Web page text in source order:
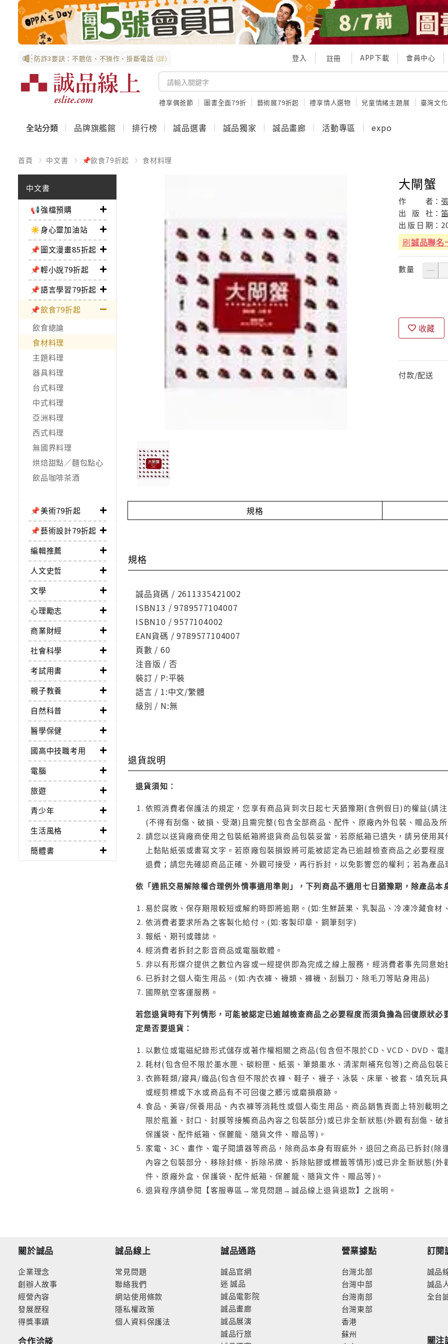
防詐3要訣：不聽信、不操作、掛斷電話 (詳) 登入 註冊 APP下載 會員中心
禮享偶爸節 圖書全面79折 藝術展79折起 禮享情人選物 兒童情緒主題展 臺灣文
全站分類 品牌旗艦館 排行榜 誠品選書 誠品獨家 誠品畫廊 活動專區 expo
首頁 中文書 📌飲食79折起 食材料理
中文書
📢強檔預購
☀️身心靈加油站
📌圖文漫畫85折起
📌輕小說79折起
📌語言學習79折起
📌飲食79折起
飲食總論
食材料理
主題料理
器具料理
台式料理
中式料理
亞洲料理
西式料理
無國界料理
烘焙甜點／麵包點心
飲品咖啡茶酒
📌美術79折起
📌藝術設計79折起
編輯推薦
人文史哲
文學
心理勵志
商業財經
社會科學
考試用書
親子教養
自然科普
醫學保健
國高中技職考用
電腦
旅遊
青少年
生活風格
簡體書
大閘蟹
作 者：
出
版 社：
出 版 日 期：
刷誠品聯名
數量
收藏
付款/配送
規格
規格
誠品貨碼 / 2611335421002
ISBN13 / 9789577104007
ISBN10 / 9577104002
EAN貨碼 / 9789577104007
頁數 / 60
注音版 / 否
裝訂 / P:平裝
語言 / 1:中文/繁體
級別 / N:無
退貨說明
退貨須知：
依照消費者保護法的規定，您享有商品貨到次日起七天猶豫期(含例假日)的權益(請
(不得有刮傷、破損、受潮)且需完整(包含全部商品、配件、原廠內外包裝、贈品及
請您以送貨廠商使用之包裝紙箱將退貨商品包裝妥當，若原紙箱已遺失，請另使用
上黏貼紙張或書寫文字。若原廠包裝損毀將可能被認定為已逾越檢查商品之必要程
退費；請您先確認商品正確、外觀可接受，再行拆封，以免影響您的權利；若為產
依「通訊交易解除權合理例外情事適用準則」，下列商品不適用七日猶豫期，除產品本
易於腐敗、保存期限較短或解約時即將逾期。(如:生鮮蔬果、乳製品、冷凍冷藏食材
依消費者要求所為之客製化給付。(如:客製印章、鋼筆刻字)
報紙、期刊或雜誌。
經消費者拆封之影音商品或電腦軟體。
非以有形媒介提供之數位內容或一經提供即為完成之線上服務，經消費者事先同意
已拆封之個人衛生用品。(如:內衣褲、襪類、褲襪、刮鬍刀、除毛刀等貼身用品)
國際航空客運服務。
若您退貨時有下列情形，可能被認定已逾越檢查商品之必要程度而須負擔為回復原狀
定是否要退貨：
以數位或電磁紀錄形式儲存或著作權相關之商品(包含但不限於CD、VCD、DVD、
耗材(包含但不限於墨水匣、碳粉匣、紙張、筆類墨水、清潔劑補充包等)之商品包
衣飾鞋類/寢具/織品(包含但不限於衣褲、鞋子、襪子、泳裝、床單、被套、填充玩
或經剪標或下水或商品有不可回復之髒污或磨損痕跡。
食品、美容/保養用品、內衣褲等消耗性或個人衛生用品、商品銷售頁面上特別載明
限於瓶蓋、封口、封膜等接觸商品內容之包裝部分)或已非全新狀態(外觀有刮傷、
保護袋、配件紙箱、保麗龍、隨貨文件、贈品等)。
家電、3C、畫作、電子閱讀器等商品，除商品本身有瑕疵外，退回之商品已拆封(
內容之包裝部分、移除封條、拆除吊牌、拆除貼膠或標籤等情形)或已非全新狀態(
件、原廠外盒、保護袋、配件紙箱、保麗龍、隨貨文件、贈品等)。
退貨程序請參閱【客服專區→常見問題→誠品線上退貨退款】之說明。
關於誠品
企業理念
創辦人故事
經營內容
發展歷程
得獎事蹟
合作洽談
誠品線上
常見問題
聯絡我們
網站使用條款
隱私權政策
個人資料保護法
誠品通路
誠品官網
迷 誠品
誠品電影院
誠品畫廊
誠品展演
誠品行旅
營業據點
台灣北部
台灣中部
台灣南部
台灣東部
香港
蘇州
訂閱
誠品
誠品
全台
關注